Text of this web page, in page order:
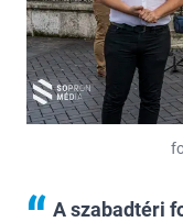
A szabadtéri